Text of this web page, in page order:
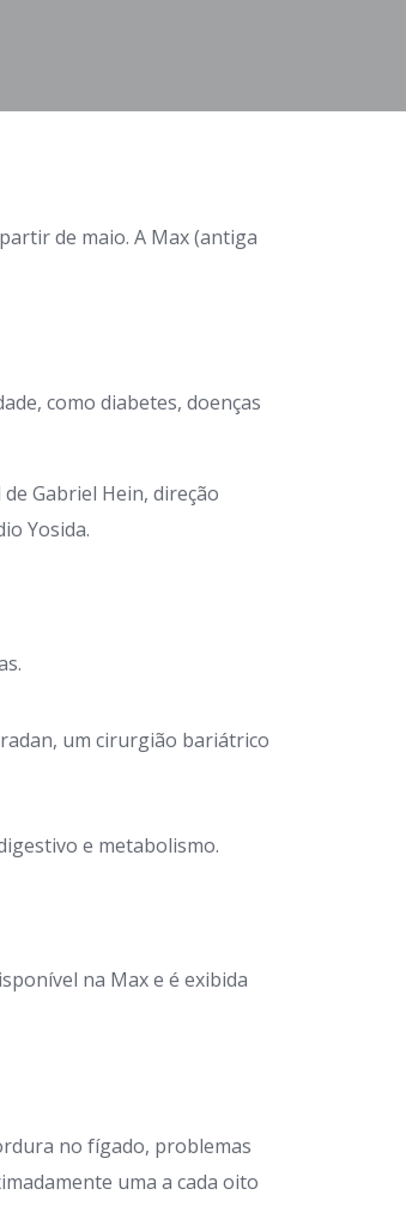
de maio. A Max (antiga
como diabetes, doenças
Gabriel Hein, direção
Yosida.
um cirurgião bariátrico
e metabolismo.
na Max e é exibida
no fígado, problemas
uma a cada oito